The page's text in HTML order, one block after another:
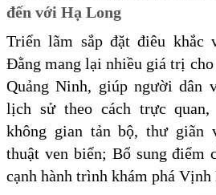
đến với Hạ Long
Triển lãm sắp đặt điêu khắc
Đằng mang lại nhiều giá trị
Quảng Ninh, giúp người dân
lịch sử theo cách trực
không gian tản bộ, thư giãn
thuật ven biển; Bổ sung điểm
cạnh hành trình khám phá Vịnh